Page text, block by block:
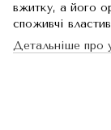
вжитку, а його
споживчі
Детальніше про